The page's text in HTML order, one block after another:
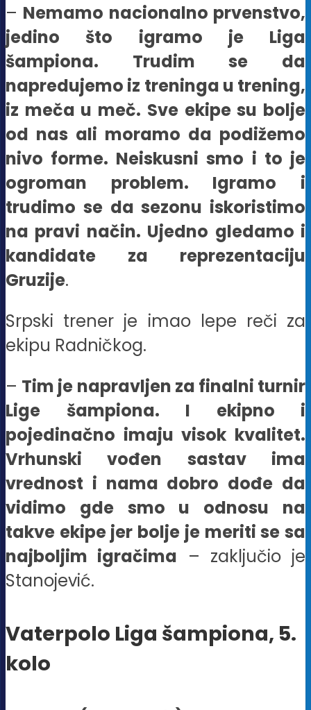
– Nemamo nacionalno prvenstvo,
jedino što igramo je Liga
šampiona. Trudim se da
napredujemo iz treninga u trening,
iz meča u meč. Sve ekipe su bolje
od nas ali moramo da podižemo
nivo forme. Neiskusni smo i to je
ogroman problem. Igramo i
trudimo se da sezonu iskoristimo
na pravi način. Ujedno gledamo i
kandidate za reprezentaciju
Gruzije.
Srpski trener je imao lepe reči za
ekipu Radničkog.
– Tim je napravljen za finalni turnir
Lige šampiona. I ekipno i
pojedinačno imaju visok kvalitet.
Vrhunski vođen sastav ima
vrednost i nama dobro dođe da
vidimo gde smo u odnosu na
takve ekipe jer bolje je meriti se sa
najboljim igračima – zaključio je
Stanojević.
Vaterpolo Liga šampiona, 5.
kolo